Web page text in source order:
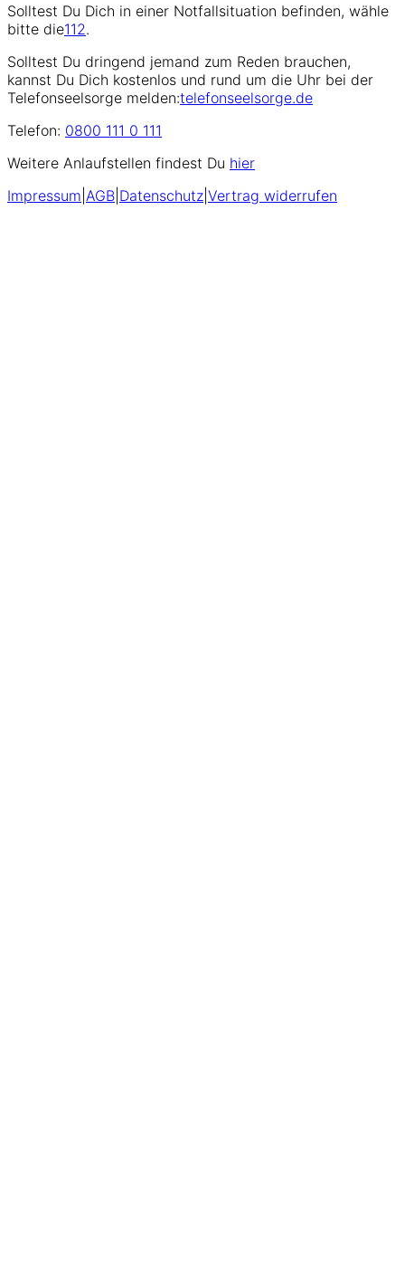
Solltest Du Dich in einer Notfallsituation befinden, wähle
bitte die112.
Solltest Du dringend jemand zum Reden brauchen,
kannst Du Dich kostenlos und rund um die Uhr bei der
Telefonseelsorge melden:telefonseelsorge.de
Telefon: 0800 111 0 111
Weitere Anlaufstellen findest Du hier
Impressum AGB Datenschutz Vertrag widerrufen